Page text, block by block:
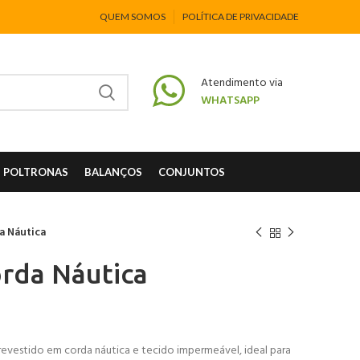
QUEM SOMOS POLÍTICA DE PRIVACIDADE
Atendimento via
WHATSAPP
POLTRONAS BALANÇOS CONJUNTOS
Náutica
Náutica
em corda náutica e tecido impermeável, ideal para